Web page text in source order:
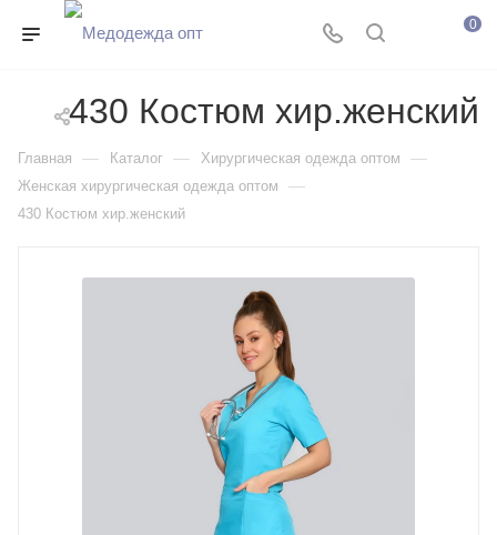
0
430 Костюм хир.женский
Главная — Каталог — Хирургическая одежда оптом —
Женская хирургическая одежда оптом —
430 Костюм хир.женский